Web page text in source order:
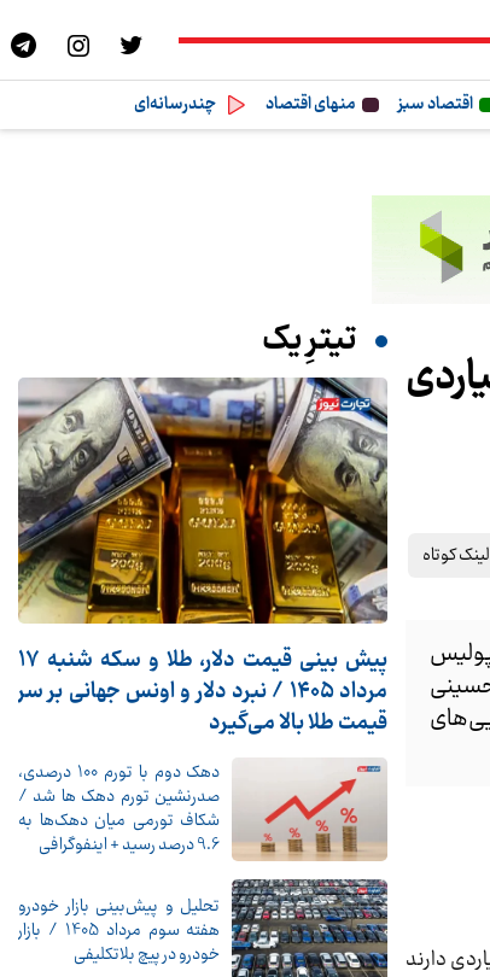
اقتصاد سبز منهای اقتصاد
چندرسانه‌ای
لینک کوتاه
دارند
تیترِ یک
پیش ‌بینی قیمت دلار، طلا و سکه شنبه ۱۷
مرداد ۱۴۰۵ / نبرد دلار و اونس جهانی بر سر
قیمت طلا بالا می‌گیرد
دهک دوم با تورم 100 درصدی،
صدرنشین تورم دهک ها شد /
شکاف تورمی میان دهک‌ها به
9.6 درصد رسید + اینفوگرافی
تحلیل و پیش‌بینی بازار خودرو
هفته سوم مرداد 1405 / بازار
خودرو در پیچ بلاتکلیفی